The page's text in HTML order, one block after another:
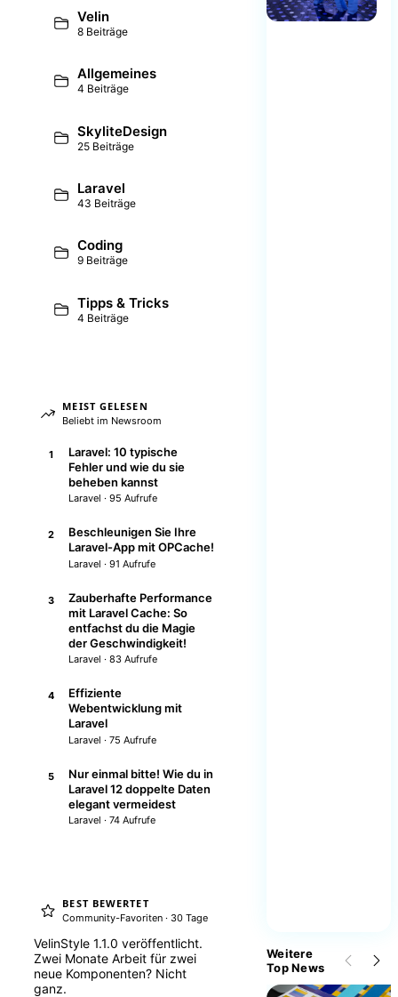
Velin
8 Beiträge
Allgemeines
4 Beiträge
SkyliteDesign
25 Beiträge
Laravel
43 Beiträge
Coding
9 Beiträge
Tipps & Tricks
4 Beiträge
MEIST GELESEN
Beliebt im Newsroom
1
Laravel: 10 typische
Fehler und wie du sie
beheben kannst
Laravel · 95 Aufrufe
2
Beschleunigen Sie Ihre
Laravel-App mit OPCache!
Laravel · 91 Aufrufe
3
Zauberhafte Performance
mit Laravel Cache: So
entfachst du die Magie
der Geschwindigkeit!
Laravel · 83 Aufrufe
4
Effiziente
Webentwicklung mit
Laravel
Laravel · 75 Aufrufe
5
Nur einmal bitte! Wie du in
Laravel 12 doppelte Daten
elegant vermeidest
Laravel · 74 Aufrufe
BEST BEWERTET
Community-Favoriten · 30 Tage
VelinStyle 1.1.0 veröffentlicht.
Zwei Monate Arbeit für zwei
neue Komponenten? Nicht
ganz.
Weitere
Top News